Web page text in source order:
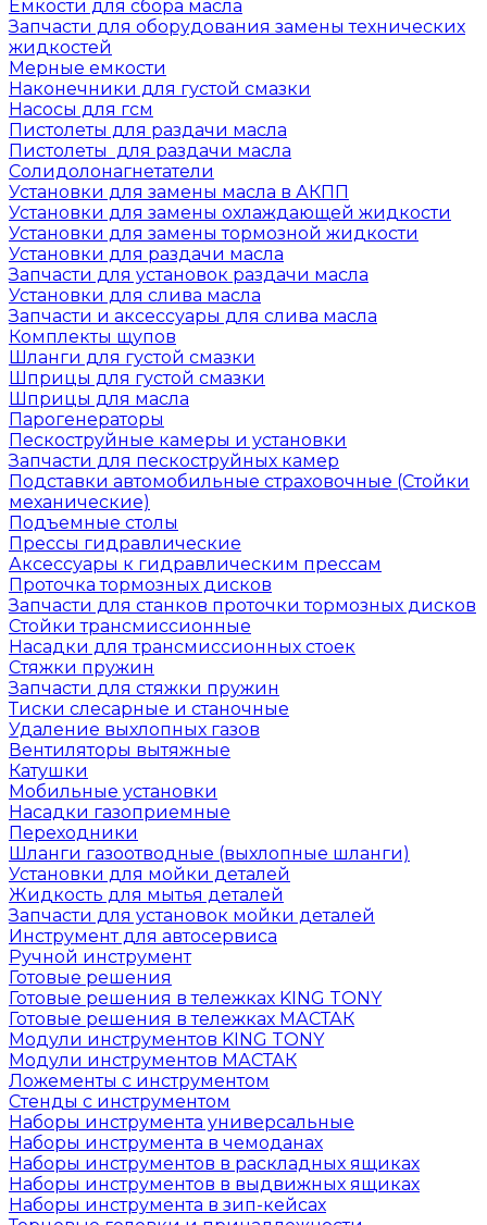
Емкости для сбора масла
Запчасти для оборудования замены технических
жидкостей
Мерные емкости
Наконечники для густой смазки
Насосы для гсм
Пистолеты для раздачи масла
Пистолеты для раздачи масла
Солидолонагнетатели
Установки для замены масла в АКПП
Установки для замены охлаждающей жидкости
Установки для замены тормозной жидкости
Установки для раздачи масла
Запчасти для установок раздачи масла
Установки для слива масла
Запчасти и аксессуары для слива масла
Комплекты щупов
Шланги для густой смазки
Шприцы для густой смазки
Шприцы для масла
Парогенераторы
Пескоструйные камеры и установки
Запчасти для пескоструйных камер
Подставки автомобильные страховочные (Стойки
механические)
Подъемные столы
Прессы гидравлические
Аксессуары к гидравлическим прессам
Проточка тормозных дисков
Запчасти для станков проточки тормозных дисков
Стойки трансмиссионные
Насадки для трансмиссионных стоек
Стяжки пружин
Запчасти для стяжки пружин
Тиски слесарные и станочные
Удаление выхлопных газов
Вентиляторы вытяжные
Катушки
Мобильные установки
Насадки газоприемные
Переходники
Шланги газоотводные (выхлопные шланги)
Установки для мойки деталей
Жидкость для мытья деталей
Запчасти для установок мойки деталей
Инструмент для автосервиса
Ручной инструмент
Готовые решения
Готовые решения в тележках KING TONY
Готовые решения в тележках МАСТАК
Модули инструментов KING TONY
Модули инструментов МАСТАК
Ложементы с инструментом
Стенды с инструментом
Наборы инструмента универсальные
Наборы инструмента в чемоданах
Наборы инструментов в раскладных ящиках
Наборы инструментов в выдвижных ящиках
Наборы инструмента в зип-кейсах